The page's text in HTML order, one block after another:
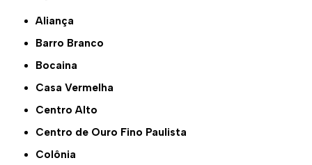
Aliança
Barro Branco
Bocaina
Casa Vermelha
Centro Alto
Centro de Ouro Fino Paulista
Colônia